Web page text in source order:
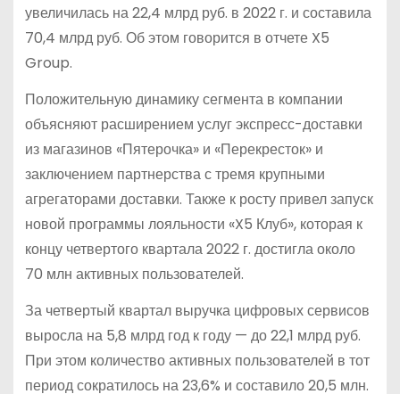
увеличилась на 22,4 млрд руб. в 2022 г. и составила
70,4 млрд руб. Об этом говорится в отчете X5
Group.
Положительную динамику сегмента в компании
объясняют расширением услуг экспресс-доставки
из магазинов «Пятерочка» и «Перекресток» и
заключением партнерства с тремя крупными
агрегаторами доставки. Также к росту привел запуск
новой программы лояльности «X5 Клуб», которая к
концу четвертого квартала 2022 г. достигла около
70 млн активных пользователей.
За четвертый квартал выручка цифровых сервисов
выросла на 5,8 млрд год к году — до 22,1 млрд руб.
При этом количество активных пользователей в тот
период сократилось на 23,6% и составило 20,5 млн.